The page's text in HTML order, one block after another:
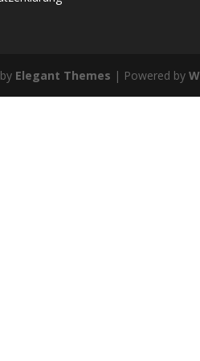
Elegant Themes | Powered by